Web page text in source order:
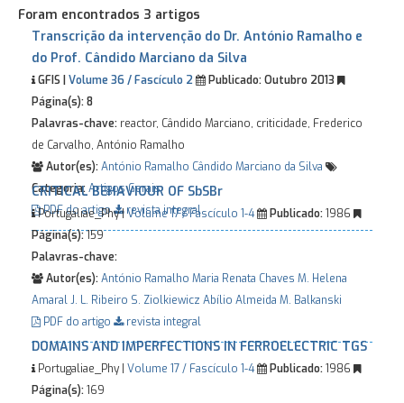
Foram encontrados 3 artigos
Transcrição da intervenção do Dr. António Ramalho e
do Prof. Cândido Marciano da Silva
GFIS | Volume 36 / Fascículo 2 Publicado:Outubro 2013
Página(s):8
Palavras-chave: reactor, Cândido Marciano, criticidade, Frederico
de Carvalho, António Ramalho
Autor(es):António Ramalho Cândido Marciano da Silva
Categoria:Artigos Gerais
PDF do artigo
revista integral
CRITICAL BEHAVIOUR OF SbSBr
Portugaliae_Phy |Volume 17 / Fascículo 1-4 Publicado:1986
Página(s):159
Palavras-chave:
Autor(es):António Ramalho Maria Renata Chaves M. Helena
AmaralJ. L. Ribeiro S. Ziolkiewicz Abílio Almeida M. Balkanski
PDF do artigo
revista integral
DOMAINS AND IMPERFECTIONS IN FERROELECTRIC TGS
Portugaliae_Phy | Volume 17 / Fascículo 1-4 Publicado:1986
Página(s):169